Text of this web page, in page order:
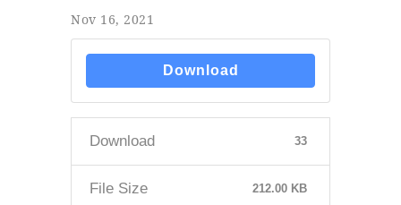
Nov 16, 2021
Download
Download 33
File Size 212.00 KB